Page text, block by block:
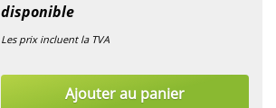
disponible
Les prix incluent la TVA
Ajouter au panier